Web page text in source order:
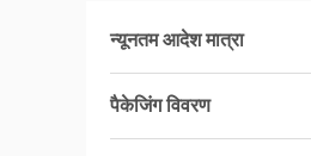
न्यूनतम आदेश मात्रा
पैकेजिंग विवरण